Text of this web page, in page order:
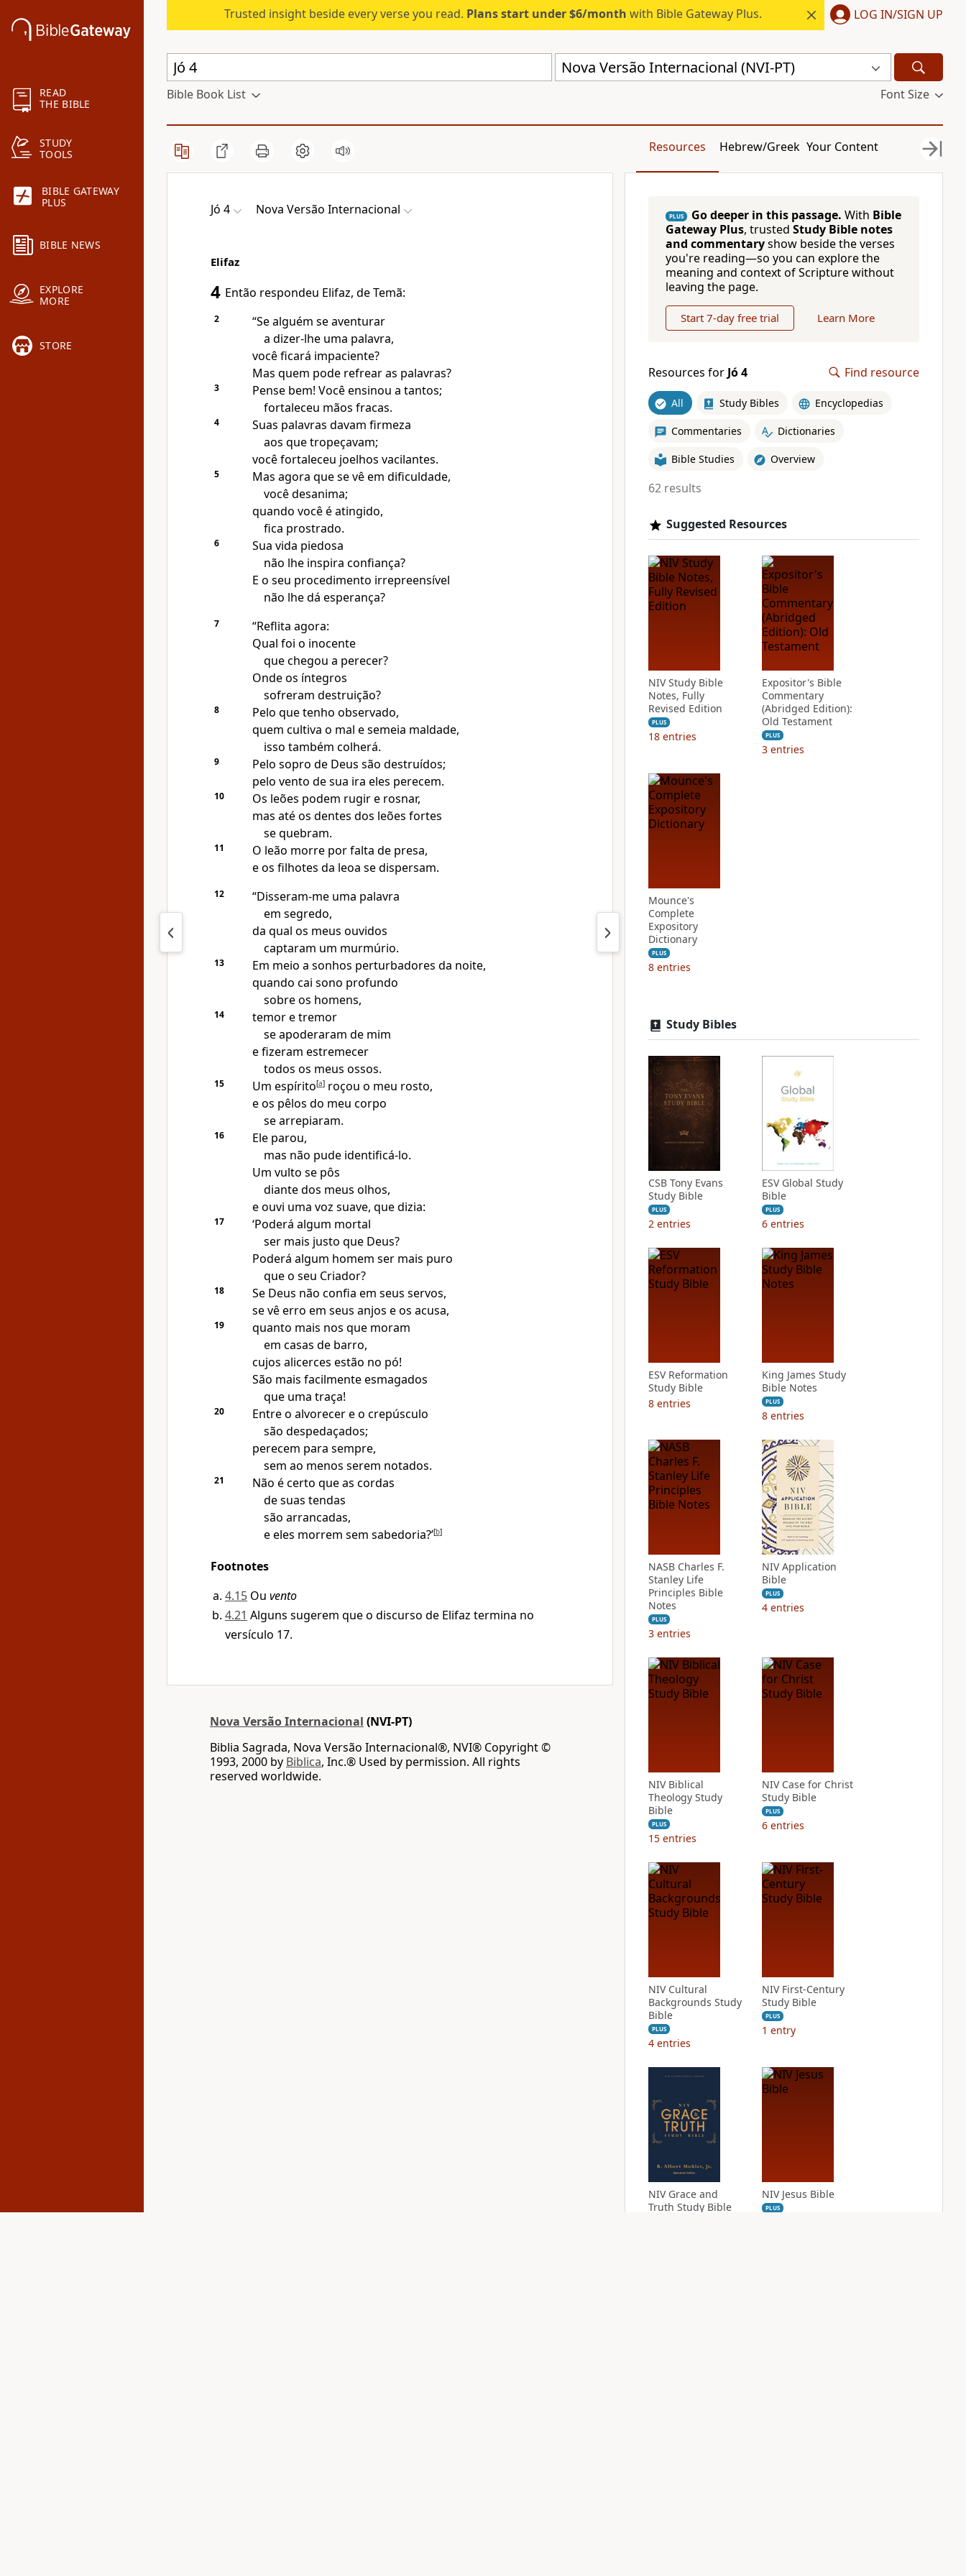
READ
THE BIBLE
STUDY
TOOLS
BIBLE GATEWAY
PLUS
BIBLE NEWS
EXPLORE
MORE
STORE
Trusted insight beside every verse you read. Plans start under $6/month with Bible Gateway Plus. LOG IN/SIGN UP
Nova Versão Internacional (NVI-PT)
Bible Book List Font Size
Resources Hebrew/Greek Your Content
Jó 4 Nova Versão Internacional
Elifaz
4 Então respondeu Elifaz, de Temã:
2
“Se alguém se aventurar
a dizer-lhe uma palavra,
você ficará impaciente?
Mas quem pode refrear as palavras?
3
Pense bem! Você ensinou a tantos;
fortaleceu mãos fracas.
4
Suas palavras davam firmeza
aos que tropeçavam;
você fortaleceu joelhos vacilantes.
5
Mas agora que se vê em dificuldade,
você desanima;
quando você é atingido,
fica prostrado.
6
Sua vida piedosa
não lhe inspira confiança?
E o seu procedimento irrepreensível
não lhe dá esperança?
7
“Reflita agora:
Qual foi o inocente
que chegou a perecer?
Onde os íntegros
sofreram destruição?
8
Pelo que tenho observado,
quem cultiva o mal e semeia maldade,
isso também colherá.
9
Pelo sopro de Deus são destruídos;
pelo vento de sua ira eles perecem.
10
Os leões podem rugir e rosnar,
mas até os dentes dos leões fortes
se quebram.
11
O leão morre por falta de presa,
e os filhotes da leoa se dispersam.
12
“Disseram-me uma palavra
em segredo,
da qual os meus ouvidos
captaram um murmúrio.
13
Em meio a sonhos perturbadores da noite,
quando cai sono profundo
sobre os homens,
14
temor e tremor
se apoderaram de mim
e fizeram estremecer
todos os meus ossos.
15 Um espírito[a]roçou o meu rosto,
e os pêlos do meu corpo
se arrepiaram.
16
Ele parou,
mas não pude identificá-lo.
Um vulto se pôs
diante dos meus olhos,
e ouvi uma voz suave, que dizia:
17
‘Poderá algum mortal
ser mais justo que Deus?
Poderá algum homem ser mais puro
que o seu Criador?
18
Se Deus não confia em seus servos,
se vê erro em seus anjos e os acusa,
19
quanto mais nos que moram
em casas de barro,
cujos alicerces estão no pó!
São mais facilmente esmagados
que uma traça!
20
Entre o alvorecer e o crepúsculo
são despedaçados;
perecem para sempre,
sem ao menos serem notados.
21
Não é certo que as cordas
de suas tendas
são arrancadas,
e eles morrem sem sabedoria?’[b]
Footnotes
4.15 Ou vento
4.21 Alguns sugerem que o discurso de Elifaz termina no
versículo 17.
Nova Versão Internacional (NVI-PT)
Biblia Sagrada, Nova Versão Internacional®, NVI® Copyright ©
1993, 2000 by Biblica, Inc.® Used by permission. All rights
reserved worldwide.
PLUS Go deeper in this passage. With Bible
Gateway Plus, trusted Study Bible notes
and commentaryshow beside the verses
you're reading—so you can explore the
meaning and context of Scripture without
leaving the page.
Start 7-day free trial Learn More
Resources for Jó 4 Find resource
All Study Bibles Encyclopedias
Commentaries Dictionaries
Bible Studies Overview
62 results
Suggested Resources
NIV Study Bible
Notes, Fully
Revised Edition
PLUS
18 entries
Expositor's Bible
Commentary
(Abridged Edition):
Old Testament
PLUS
3 entries
Mounce's
Complete
Expository
Dictionary
PLUS
8 entries
Study Bibles
CSB Tony Evans
Study Bible
PLUS
2 entries
ESV Global Study
Bible
PLUS
6 entries
ESV Reformation
Study Bible
8 entries
King James Study
Bible Notes
PLUS
8 entries
NASB Charles F.
Stanley Life
Principles Bible
Notes
PLUS
3 entries
NIV Application
Bible
PLUS
4 entries
NIV Biblical
Theology Study
Bible
PLUS
15 entries
NIV Case for Christ
Study Bible
PLUS
6 entries
NIV Cultural
Backgrounds Study
Bible
PLUS
4 entries
NIV First-Century
Study Bible
PLUS
1 entry
NIV Grace and
Truth Study Bible
NIV Jesus Bible
PLUS